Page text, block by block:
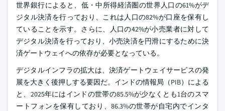
世界銀行によると、低・中所得経済圏の世界人口の61%がデ
ジタル決済を行っており、これは人口の82%が口座を保有し
ていることを示す。さらに、人口の42%が小売業者に対して
デジタル決済を行っており、小売決済を円滑にするために決
済ゲートウェイへの依存が必要となっている。
デジタルインフラの拡大は、決済ゲートウェイサービスの発
展を大きく後押しする要因だ。インドの情報局（PIB）による
と、2025年にはインドの世帯の85.5%が少なくとも1台のスマ
ートフォンを保有しており、86.3%の世帯が自宅内でインタ